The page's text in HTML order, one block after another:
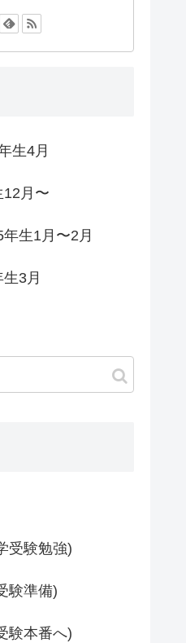
生4月
12月〜
生1月〜2月
3月
受験勉強)
験準備)
験本番へ)